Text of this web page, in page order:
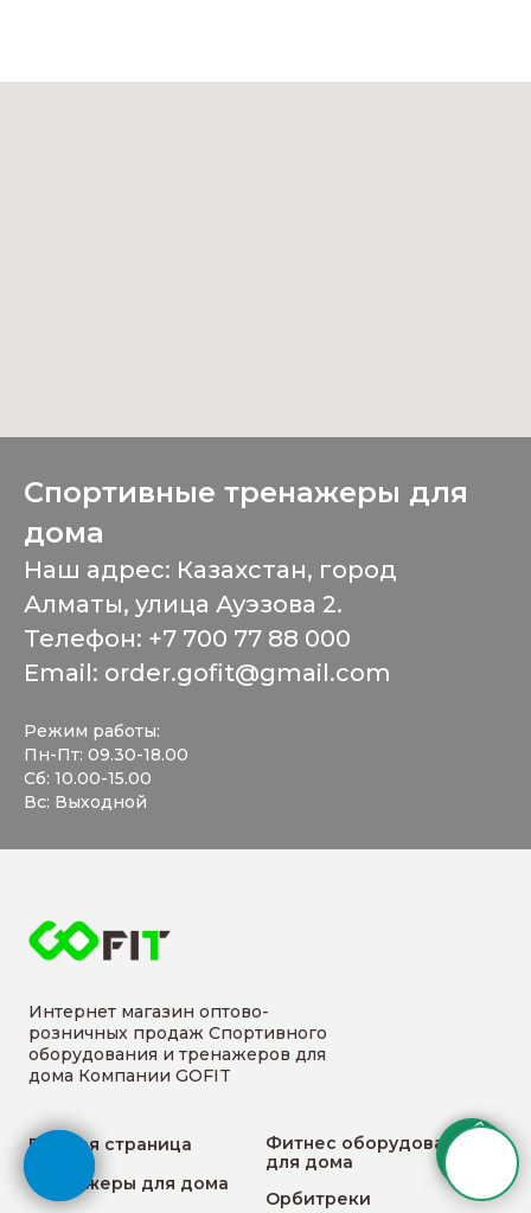
Спортивные тренажеры для
дома
Наш адрес: Казахстан, город
Алматы, улица Ауэзова 2.
Телефон: +7 700 77 88 000
Email: order.gofit@gmail.com
Режим работы:
Пн-Пт: 09.30-18.00
Сб: 10.00-15.00
Вс: Выходной
Интернет магазин оптово-
розничных продаж Спортивного
оборудования и тренажеров для
дома Компании GOFIT
Главная страница
Тренажеры для дома
Фитнес оборудование
для дома
Орбитреки